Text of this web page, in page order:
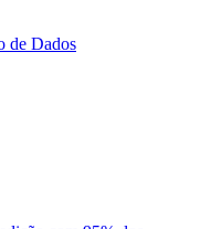
de Dados